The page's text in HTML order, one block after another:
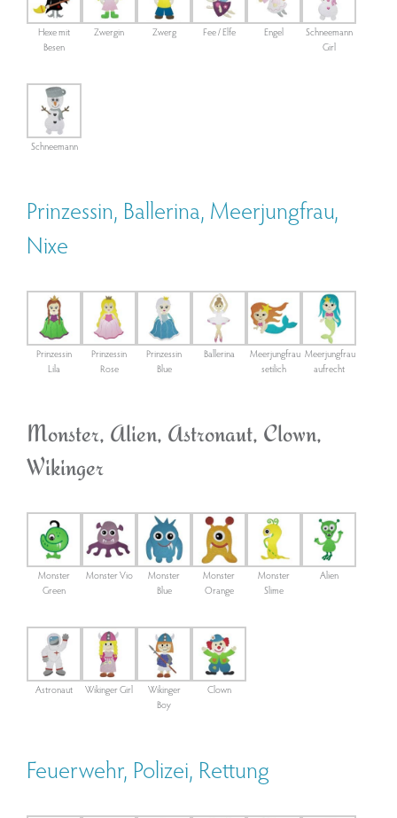
Hexe mit
Besen
Zwergin Zwerg Fee / Elfe Engel
Schneemann
Girl
Schneemann
Prinzessin, Ballerina, Meerjungfrau,
Nixe
Prinzessin
Lila
Prinzessin
Rose
Prinzessin
Blue
Ballerina
Meerjungfrau
setilich
Meerjungfrau
aufrecht
Monster, Alien, Astronaut, Clown,
Wikinger
Monster
Green
Monster Vio
Monster
Blue
Monster
Orange
Monster
Slime
Alien
Astronaut Wikinger Girl
Wikinger
Boy
Clown
Feuerwehr, Polizei, Rettung